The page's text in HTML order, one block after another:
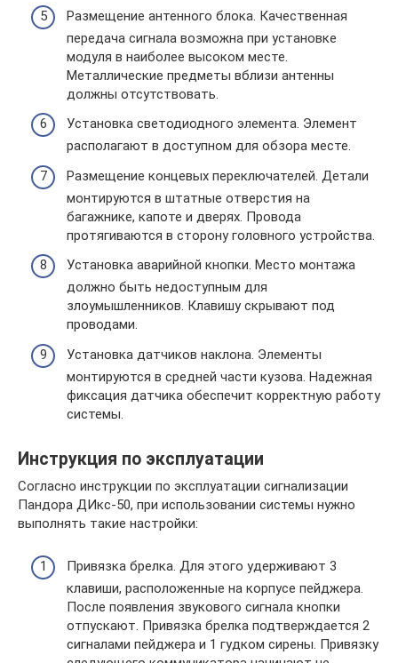
Размещение антенного блока. Качественная
передача сигнала возможна при установке
модуля в наиболее высоком месте.
Металлические предметы вблизи антенны
должны отсутствовать.
Установка светодиодного элемента. Элемент
располагают в доступном для обзора месте.
Размещение концевых переключателей. Детали
монтируются в штатные отверстия на
багажнике, капоте и дверях. Провода
протягиваются в сторону головного устройства.
Установка аварийной кнопки. Место монтажа
должно быть недоступным для
злоумышленников. Клавишу скрывают под
проводами.
Установка датчиков наклона. Элементы
монтируются в средней части кузова. Надежная
фиксация датчика обеспечит корректную работу
системы.
Инструкция по эксплуатации
Согласно инструкции по эксплуатации сигнализации
Пандора ДИкс-50, при использовании системы нужно
выполнять такие настройки:
Привязка брелка. Для этого удерживают 3
клавиши, расположенные на корпусе пейджера.
После появления звукового сигнала кнопки
отпускают. Привязка брелка подтверждается 2
сигналами пейджера и 1 гудком сирены. Привязку